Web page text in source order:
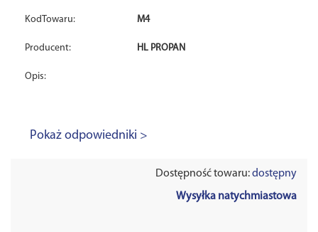
KodTowaru: M4
Producent: HL PROPAN
Opis:
Pokaż odpowiedniki >
Dostępność towaru:dostępny
Wysyłka natychmiastowa